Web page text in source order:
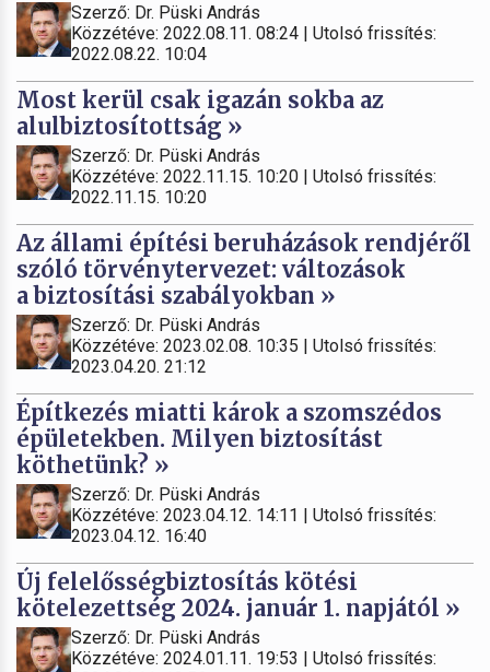
Szerző: Dr. Püski András
Közzétéve: 2022.08.11. 08:24 | Utolsó frissítés:
2022.08.22. 10:04
Most kerül csak igazán sokba az
alulbiztosítottság »
Szerző: Dr. Püski András
Közzétéve: 2022.11.15. 10:20 | Utolsó frissítés:
2022.11.15. 10:20
Az állami építési beruházások rendjéről
szóló törvénytervezet: változások
a biztosítási szabályokban »
Szerző: Dr. Püski András
Közzétéve: 2023.02.08. 10:35 | Utolsó frissítés:
2023.04.20. 21:12
Építkezés miatti károk a szomszédos
épületekben. Milyen biztosítást
köthetünk? »
Szerző: Dr. Püski András
Közzétéve: 2023.04.12. 14:11 | Utolsó frissítés:
2023.04.12. 16:40
Új felelősségbiztosítás kötési
kötelezettség 2024. január 1. napjától »
Szerző: Dr. Püski András
Közzétéve: 2024.01.11. 19:53 | Utolsó frissítés: